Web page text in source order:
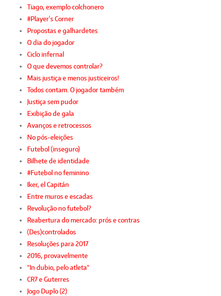
Tiago, exemplo colchonero
#Player’s Corner
Propostas e galhardetes
O dia do jogador
Ciclo infernal
O que devemos controlar?
Mais justiça e menos justiceiros!
Todos contam. O jogador também
Justiça sem pudor
Exibição de gala
Avanços e retrocessos
No pós-eleições
Futebol (inseguro)
Bilhete de identidade
#Futebol no feminino
Iker, el Capitán
Entre muros e escadas
Revolução no futebol?
Reabertura do mercado: prós e contras
(Des)controlados
Resoluções para 2017
2016, provavelmente
"In dubio, pelo atleta"
CR7 e Guterres
Jogo Duplo (2)